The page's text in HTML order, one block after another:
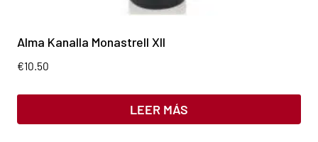
Alma Kanalla Monastrell XII
€10.50
LEER MÁS